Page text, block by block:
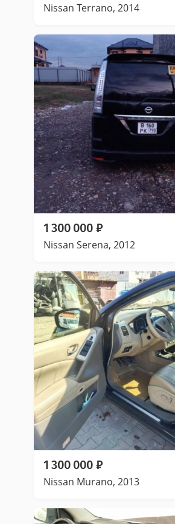
Nissan Terrano, 2014
1 300 000 ₽
Nissan Serena, 2012
1 300 000 ₽
Nissan Murano, 2013